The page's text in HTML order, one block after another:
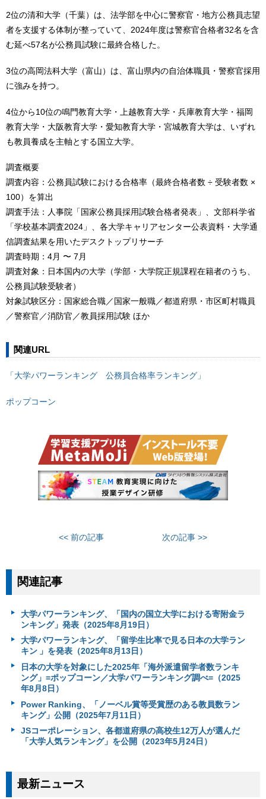
2位の清和大学（千葉）は、法学部を中心に警察官・地方公務員志望
者を支援する体制が整っていて、2024年度は警察官合格者32名を含
む延べ57名が公務員試験に最終合格した。
3位の高岡法科大学（富山）は、富山県内の自治体職員・警察官採用
に強みを持つ。
4位から10位の鳴門教育大学・上越教育大学・兵庫教育大学・福岡
教育大学・大阪教育大学・愛知教育大学・宮城教育大学は、いずれ
も教員養成を主軸とする国立大学。
調査概要
調査内容：公務員試験における合格率（最終合格者数 ÷ 受験者数 ×
100）を算出
調査手法：人事院「国家公務員採用試験合格者発表」、文部科学省
「学校基本調査2024」、各大学キャリアセンター公表資料・大学通
信調査結果を用いたデスクトップリサーチ
調査時期：4月 〜 7月
調査対象：日本国内の大学（学部・大学院正規課程在籍者のうち、
公務員試験受験者）
対象試験区分：国家総合職／国家一般職／都道府県・市区町村職員
／警察官／消防官／教員採用試験 ほか
関連URL
「大学パワーランキング 公務員合格率ランキング」
ポップコーン
<< 前の記事 次の記事 >>
関連記事
大学パワーランキング、「国内の国立大学における寄附金ラ
ンキング」発表（2025年8月19日）
大学パワーランキング、「留学生比率で見る日本の大学ラン
キン 」を発表（2025年8月13日）
日本の大学を対象にした2025年「海外派遣留学者数ランキ
ング」=ポップコーン／大学パワーランキング調べ=（2025
年8月8日）
Power Ranking、「ノーベル賞等受賞歴のある教員数ラン
キング」公開（2025年7月11日）
JSコーポレーション、各都道府県の高校生12万人が選んだ
「大学人気ランキング」を公開（2023年5月24日）
最新ニュース